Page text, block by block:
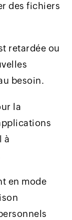
des fichiers
retardée ou
besoin.
la
à
en mode